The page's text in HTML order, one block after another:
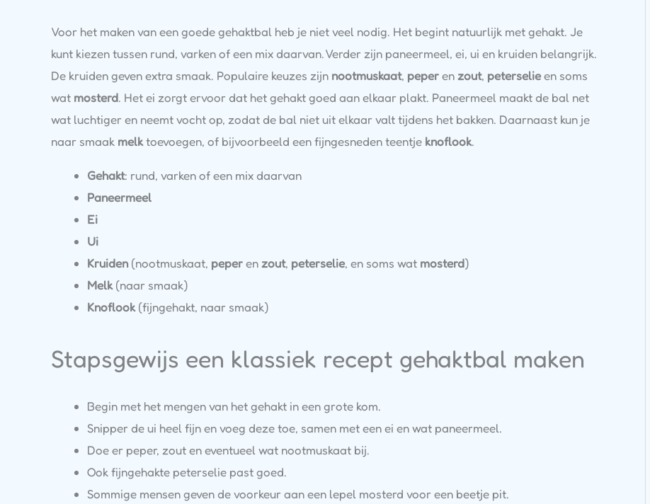
Voor het maken van een goede gehaktbal heb je niet veel nodig. Het begint natuurlijk met gehakt. Je
kunt kiezen tussen rund, varken of een mix daarvan. Verder zijn paneermeel, ei, ui en kruiden belangrijk.
De kruiden geven extra smaak. Populaire keuzes zijn nootmuskaat, peperenzout, peterselieen soms
wat mosterd. Het ei zorgt ervoor dat het gehakt goed aan elkaar plakt. Paneermeel maakt de bal net
wat luchtiger en neemt vocht op, zodat de bal niet uit elkaar valt tijdens het bakken. Daarnaast kun je
naar smaak melktoevoegen, of bijvoorbeeld een fijngesneden teentje knoflook.
Gehakt: rund, varken of een mix daarvan
Paneermeel
Ei
Ui
Kruiden(nootmuskaat, peperenzout, peterselie, en soms wat mosterd)
Melk(naar smaak)
Knoflook(fijngehakt, naar smaak)
Stapsgewijs een klassiek recept gehaktbal maken
Begin met het mengen van het gehakt in een grote kom.
Snipper de ui heel fijn en voeg deze toe, samen met een ei en wat paneermeel.
Doe er peper, zout en eventueel wat nootmuskaat bij.
Ook fijngehakte peterselie past goed.
Sommige mensen geven de voorkeur aan een lepel mosterd voor een beetje pit.